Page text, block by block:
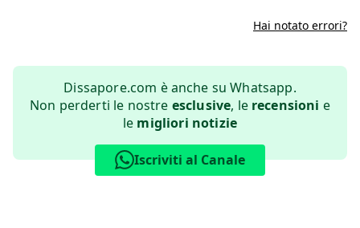
Hai notato errori?
Dissapore.com è anche su Whatsapp.
Non perderti le nostre esclusive, le recensioni e
le migliori notizie
Iscriviti al Canale